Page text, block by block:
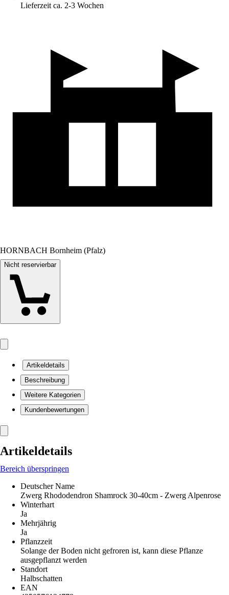
Lieferzeit ca. 2-3 Wochen
HORNBACH Bornheim (Pfalz)
Nicht reservierbar
Artikeldetails
Beschreibung
Weitere Kategorien
Kundenbewertungen
Artikeldetails
Bereich überspringen
Deutscher Name
Zwerg Rhododendron Shamrock 30-40cm - Zwerg Alpenrose
Winterhart
Ja
Mehrjährig
Ja
Pflanzzeit
Solange der Boden nicht gefroren ist, kann diese Pflanze
ausgepflanzt werden
Standort
Halbschatten
EAN